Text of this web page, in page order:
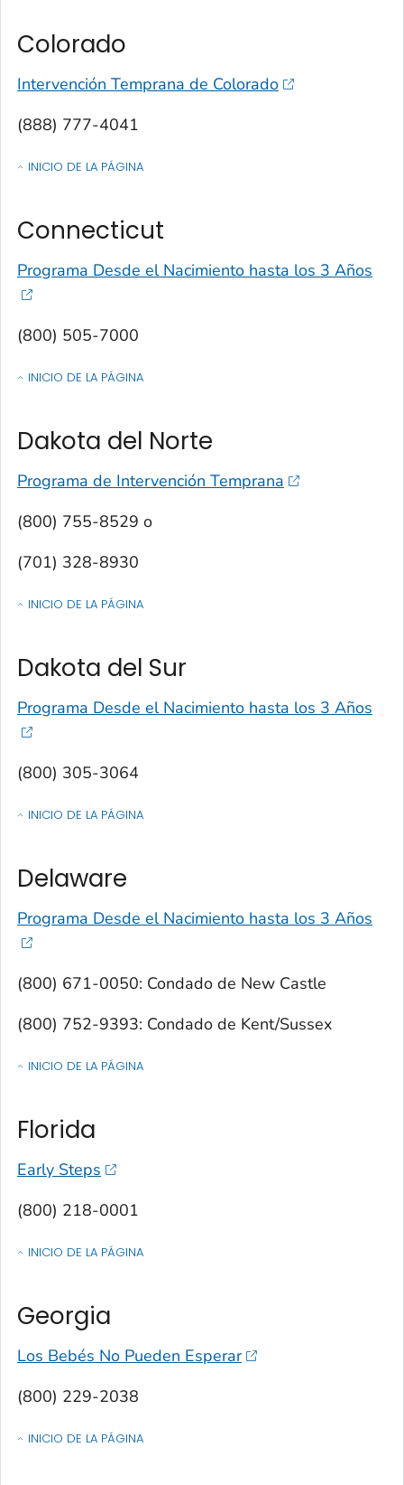
Colorado
Intervención Temprana de Colorado
(888) 777-4041
INICIO DE LA PÁGINA
OF CONTACTOS POR ESTADO, TERRITORIO O ESTADO LIBRE
Connecticut
Programa Desde el Nacimiento hasta los 3 Años
(800) 505-7000
INICIO DE LA PÁGINA
OF CONTACTOS POR ESTADO, TERRITORIO O ESTADO LIBRE
Dakota del Norte
Programa de Intervención Temprana
(800) 755-8529 o
(701) 328-8930
INICIO DE LA PÁGINA
OF CONTACTOS POR ESTADO, TERRITORIO O ESTADO LIBRE
Dakota del Sur
Programa Desde el Nacimiento hasta los 3 Años
(800) 305-3064
INICIO DE LA PÁGINA
OF CONTACTOS POR ESTADO, TERRITORIO O ESTADO LIBRE
Delaware
Programa Desde el Nacimiento hasta los 3 Años
(800) 671-0050: Condado de New Castle
(800) 752-9393: Condado de Kent/Sussex
INICIO DE LA PÁGINA
OF CONTACTOS POR ESTADO, TERRITORIO O ESTADO LIBRE
Florida
Early Steps
(800) 218-0001
INICIO DE LA PÁGINA
OF CONTACTOS POR ESTADO, TERRITORIO O ESTADO LIBRE
Georgia
Los Bebés No Pueden Esperar
(800) 229-2038
INICIO DE LA PÁGINA
OF CONTACTOS POR ESTADO, TERRITORIO O ESTADO LIBRE